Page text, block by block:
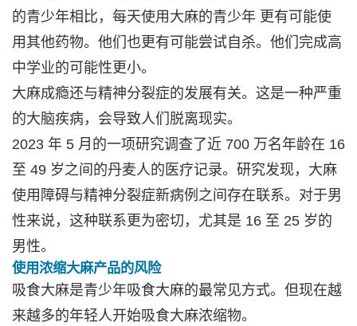
的青少年相比，每天使用大麻的青少年 更有可能使
用其他药物。他们也更有可能尝试自杀。他们完成高
中学业的可能性更小。
大麻成瘾还与精神分裂症的发展有关。这是一种严重
的大脑疾病，会导致人们脱离现实。
2023 年 5 月的一项研究调查了近 700 万名年龄在 16
至 49 岁之间的丹麦人的医疗记录。研究发现， 大麻
使用障碍与精神分裂症新病例之间存在联系。对于男
性来说，这种联系更为密切，尤其是 16 至 25 岁的
男性。
使用浓缩大麻产品的风险
吸食大麻是青少年吸食大麻的最常见方式。但现在越
来越多的年轻人开始吸食大麻浓缩物。